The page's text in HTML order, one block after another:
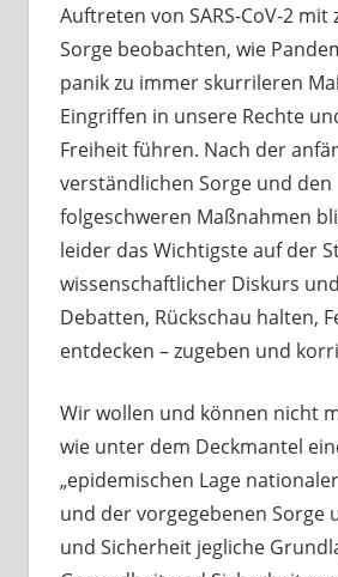
Auftreten von SARS-CoV-2
Sorge beobachten, wie
panik zu immer skurrileren
Eingriffen in unsere Rechte
Freiheit führen. Nach der
verständlichen Sorge und den
folgeschweren Maßnahmen
leider das Wichtigste auf der
wissenschaftlicher Diskurs
Debatten, Rückschau halten,
entdecken – zugeben und
Wir wollen und können nicht
wie unter dem Deckmantel
„epidemischen Lage
und der vorgegebenen Sorge
und Sicherheit jegliche